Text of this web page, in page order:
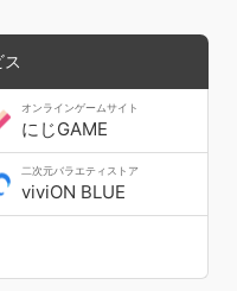
オンラインゲームサイト
にじGAME
二次元バラエティストア
viviON BLUE